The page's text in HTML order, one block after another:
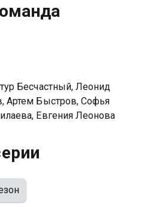
в причудливый узор
Бесчастный, Леонид
Артем Быстров, Софья
Евгения Леонова